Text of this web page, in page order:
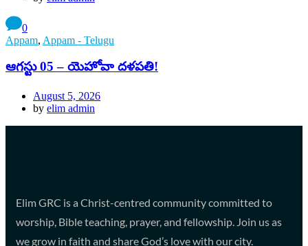
0
Appam, Appam - Telugu
ఆగస్టు 05 – యెహోవా దళపతి!
August 5, 2026
by elim admin
Elim GRC is a Christ-centred community committed to
worship, Bible teaching, prayer, and fellowship. Join us as
we grow in faith and share God’s love with our city.